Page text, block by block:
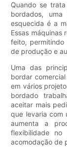
Quando se
bordados,
esquecida é a
Essas máquinas
feito, permitindo
de produção e
Uma das
bordar
em vários
bordado
aceitar mais
que levaria com
aumenta a
flexibilidade
acomodação de